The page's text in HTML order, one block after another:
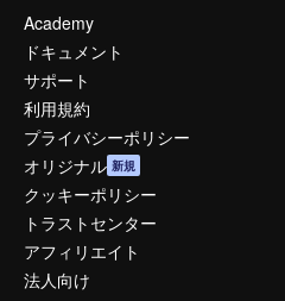
Academy
ドキュメント
サポート
利用規約
プライバシーポリシー
オリジナル 新規
クッキーポリシー
トラストセンター
アフィリエイト
法人向け